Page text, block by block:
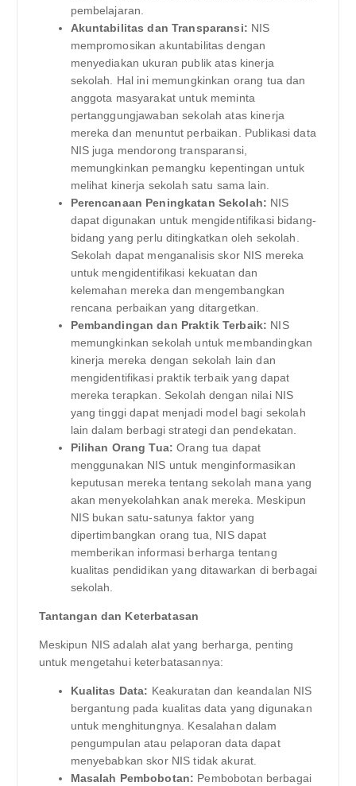
pembelajaran.
Akuntabilitas dan Transparansi: NIS
mempromosikan akuntabilitas dengan
menyediakan ukuran publik atas kinerja
sekolah. Hal ini memungkinkan orang tua dan
anggota masyarakat untuk meminta
pertanggungjawaban sekolah atas kinerja
mereka dan menuntut perbaikan. Publikasi data
NIS juga mendorong transparansi,
memungkinkan pemangku kepentingan untuk
melihat kinerja sekolah satu sama lain.
Perencanaan Peningkatan Sekolah: NIS
dapat digunakan untuk mengidentifikasi bidang-
bidang yang perlu ditingkatkan oleh sekolah.
Sekolah dapat menganalisis skor NIS mereka
untuk mengidentifikasi kekuatan dan
kelemahan mereka dan mengembangkan
rencana perbaikan yang ditargetkan.
Pembandingan dan Praktik Terbaik: NIS
memungkinkan sekolah untuk membandingkan
kinerja mereka dengan sekolah lain dan
mengidentifikasi praktik terbaik yang dapat
mereka terapkan. Sekolah dengan nilai NIS
yang tinggi dapat menjadi model bagi sekolah
lain dalam berbagi strategi dan pendekatan.
Pilihan Orang Tua: Orang tua dapat
menggunakan NIS untuk menginformasikan
keputusan mereka tentang sekolah mana yang
akan menyekolahkan anak mereka. Meskipun
NIS bukan satu-satunya faktor yang
dipertimbangkan orang tua, NIS dapat
memberikan informasi berharga tentang
kualitas pendidikan yang ditawarkan di berbagai
sekolah.
Tantangan dan Keterbatasan
Meskipun NIS adalah alat yang berharga, penting
untuk mengetahui keterbatasannya:
Kualitas Data: Keakuratan dan keandalan NIS
bergantung pada kualitas data yang digunakan
untuk menghitungnya. Kesalahan dalam
pengumpulan atau pelaporan data dapat
menyebabkan skor NIS tidak akurat.
Masalah Pembobotan: Pembobotan berbagai